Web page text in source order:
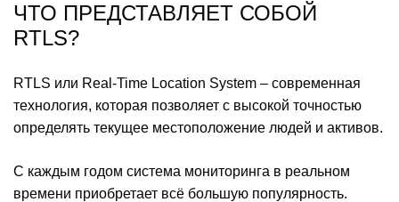
ЧТО ПРЕДСТАВЛЯЕТ СОБОЙ
RTLS?
RTLS или Real-Time Location System – современная
технология, которая позволяет с высокой точностью
определять текущее местоположение людей и активов.
С каждым годом система мониторинга в реальном
времени приобретает всё большую популярность.